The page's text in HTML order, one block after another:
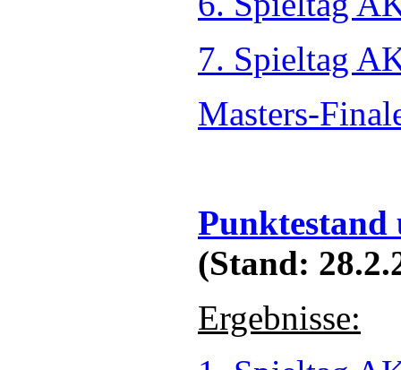
7. Spieltag
Masters-
(Stand:
Ergebnisse: